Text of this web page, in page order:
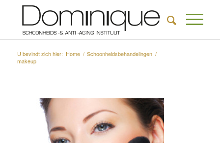
U bevindt zich hier: Home / Schoonheidsbehandelingen /
makeup